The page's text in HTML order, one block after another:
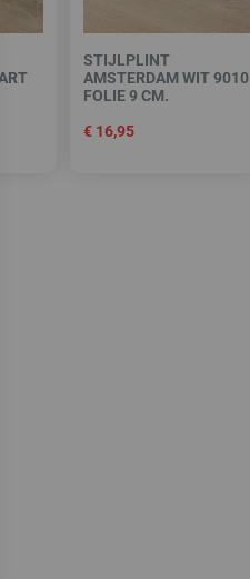
STIJLPLINT
AMSTERDAM WIT 9010
FOLIE 9 CM.
€ 16,95